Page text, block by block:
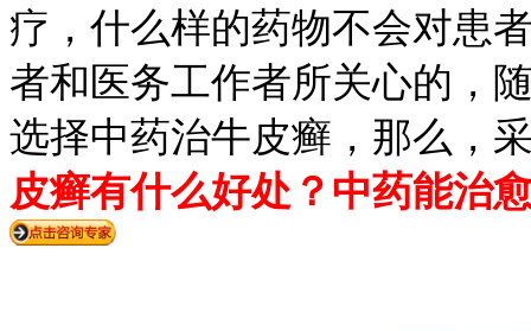
疗，什么样的药物不会对患
者和医务工作者所关心的，
选择中药治牛皮癣，那么，
皮癣有什么好处？中药能治